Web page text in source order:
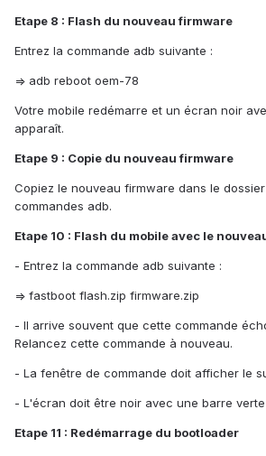
Etape 8 : Flash du nouveau firmware
Entrez la commande adb suivante :
=> adb reboot oem-78
Votre mobile redémarre et un écran noir
apparaît.
Etape 9 : Copie du nouveau firmware
Copiez le nouveau firmware dans le
commandes adb.
Etape 10 : Flash du mobile avec le
- Entrez la commande adb suivante :
=> fastboot flash.zip firmware.zip
- Il arrive souvent que cette commande
Relancez cette commande à nouveau.
- La fenêtre de commande doit afficher le
- L'écran doit être noir avec une barre
Etape 11 : Redémarrage du bootloader